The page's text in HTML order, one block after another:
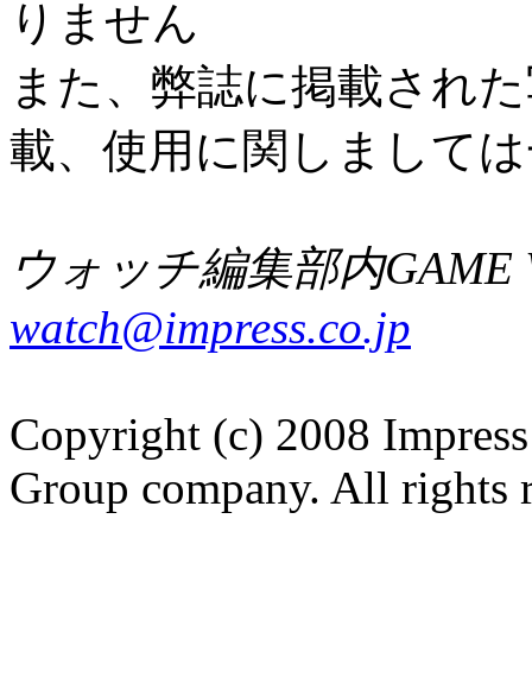
りません
また、弊誌に掲載され
載、使用に関しまして
ウォッチ編集部内GAME
watch@impress.co.jp
Copyright (c) 2008
Group company. All rights